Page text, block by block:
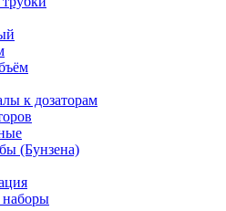
к дозаторам
(Бунзена)